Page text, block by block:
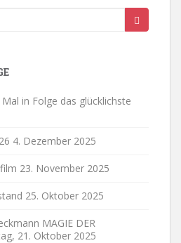
in Folge das glücklichste
4. Dezember 2025
23. November 2025
25. Oktober 2025
MAGIE DER
21. Oktober 2025